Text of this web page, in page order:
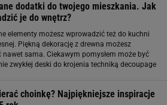
dodatki do twojego mieszkania. Jak
je do wnętrz?
elementy możesz wprowadzić też do kuchni
Piękną dekorację z drewna możesz
nawet sama. Ciekawym pomysłem może być
zwykłej deski do krojenia techniką decoupage
choinkę? Najpiękniejsze inspiracje